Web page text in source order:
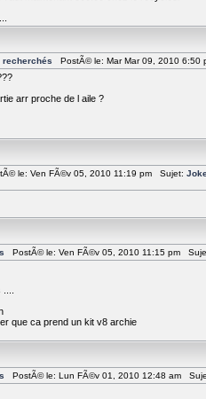
PostÃ© le: Mar Mar 09, 2010 6:50
arr proche de l aile ?
le: Ven FÃ©v 05, 2010 11:19 pm Sujet:
PostÃ© le: Ven FÃ©v 05, 2010 11:15 pm
que ca prend un kit v8 archie
PostÃ© le: Lun FÃ©v 01, 2010 12:48 am